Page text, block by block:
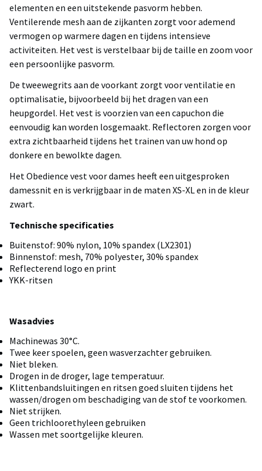
elementen en een uitstekende pasvorm hebben.
Ventilerende mesh aan de zijkanten zorgt voor ademend
vermogen op warmere dagen en tijdens intensieve
activiteiten. Het vest is verstelbaar bij de taille en zoom voor
een persoonlijke pasvorm.
De tweewegrits aan de voorkant zorgt voor ventilatie en
optimalisatie, bijvoorbeeld bij het dragen van een
heupgordel. Het vest is voorzien van een capuchon die
eenvoudig kan worden losgemaakt. Reflectoren zorgen voor
extra zichtbaarheid tijdens het trainen van uw hond op
donkere en bewolkte dagen.
Het Obedience vest voor dames heeft een uitgesproken
damessnit en is verkrijgbaar in de maten XS-XL en in de kleur
zwart.
Technische specificaties
Buitenstof: 90% nylon, 10% spandex (LX2301)
Binnenstof: mesh, 70% polyester, 30% spandex
Reflecterend logo en print
YKK-ritsen
Wasadvies
Machinewas 30°C.
Twee keer spoelen, geen wasverzachter gebruiken.
Niet bleken.
Drogen in de droger, lage temperatuur.
Klittenbandsluitingen en ritsen goed sluiten tijdens het
wassen/drogen om beschadiging van de stof te voorkomen.
Niet strijken.
Geen trichloorethyleen gebruiken
Wassen met soortgelijke kleuren.